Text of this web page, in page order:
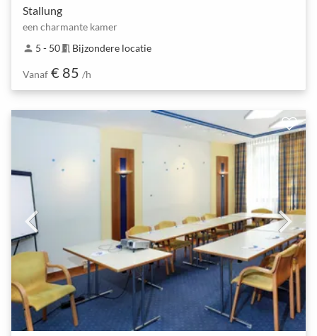
Stallung
een charmante kamer
person 5 - 50meeting_room Bijzondere locatie
Vanaf € 85 /h